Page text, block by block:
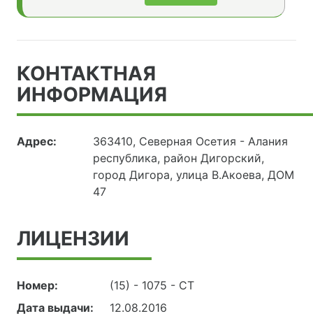
КОНТАКТНАЯ
ИНФОРМАЦИЯ
Адрес:
363410, Северная Осетия - Алания
республика, район Дигорский,
город Дигора, улица В.Акоева, ДОМ
47
ЛИЦЕНЗИИ
Номер:
(15) - 1075 - СТ
Дата выдачи:
12.08.2016